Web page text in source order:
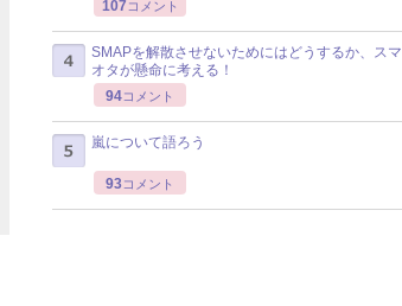
107 コメント
SMAPを解散させないためにはどうするか、スマ
オタが懸命に考える！
94コメント
嵐について語ろう
93コメント